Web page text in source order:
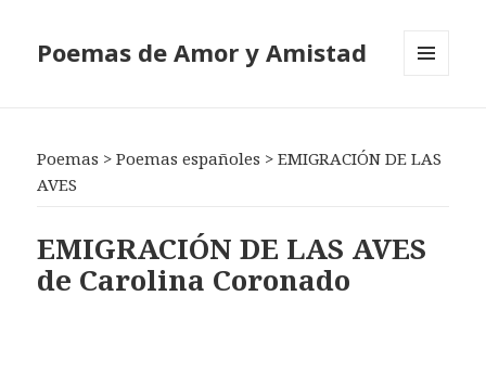
Poemas de Amor y Amistad
Poemas >Poemas españoles >EMIGRACIÓN DE LAS
AVES
EMIGRACIÓN DE LAS AVES
de Carolina Coronado